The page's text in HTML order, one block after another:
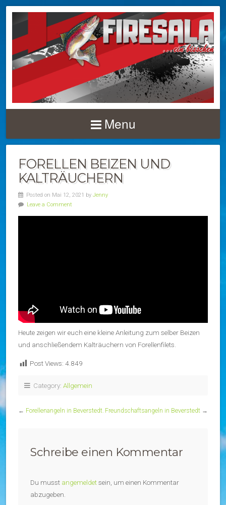
Menu
FORELLEN BEIZEN UND
KALTRÄUCHERN
Posted on Mai 12, 2021 by Jenny
Leave a Comment
Heute zeigen wir euch eine kleine Anleitung zum selber Beizen
und anschließendem Kalträuchern von Forellenfilets.
Post Views: 4.849
Category: Allgemein
← Forellenangeln in Beverstedt. Freundschaftsangeln in Beverstedt →
Schreibe einen Kommentar
Du musst angemeldetsein, um einen Kommentar
abzugeben.